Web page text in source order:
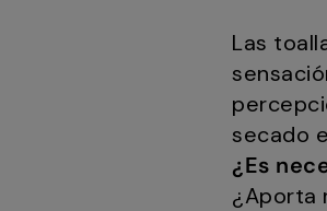
Las
secado
¿Es
¿Aporta